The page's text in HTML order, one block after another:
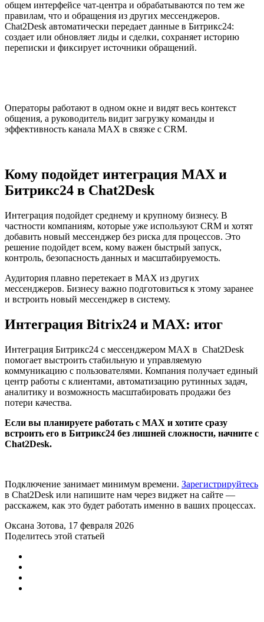
общем интерфейсе чат-центра и обрабатываются по тем же
правилам, что и обращения из других мессенджеров.
Chat2Desk автоматически передает данные в Битрикс24:
создает или обновляет лиды и сделки, сохраняет историю
переписки и фиксирует источники обращений.
Операторы работают в одном окне и видят весь контекст
общения, а руководитель видит загрузку команды и
эффективность канала MAX в связке с CRM.
Кому подойдет интеграция MAX и
Битрикс24 в Chat2Desk
Интеграция подойдет среднему и крупному бизнесу. В
частности компаниям, которые уже используют CRM и хотят
добавить новый мессенджер без риска для процессов. Это
решение подойдет всем, кому важен быстрый запуск,
контроль, безопасность данных и масштабируемость.
Аудитория плавно перетекает в MAX из других
мессенджеров. Бизнесу важно подготовиться к этому заранее
и встроить новый мессенджер в систему.
Интеграция Bitrix24 и MAX: итог
Интеграция Битрикс24 с мессенджером MAX в Chat2Desk
помогает выстроить стабильную и управляемую
коммуникацию с пользователями. Компания получает единый
центр работы с клиентами, автоматизацию рутинных задач,
аналитику и возможность масштабировать продажи без
потери качества.
Если вы планируете работать с MAX и хотите сразу
встроить его в Битрикс24 без лишней сложности, начните с
Chat2Desk.
Подключение занимает минимум времени. Зарегистрируйтесь
в Chat2Desk или напишите нам через виджет на сайте —
расскажем, как это будет работать именно в ваших процессах.
Оксана Зотова, 17 февраля 2026
Поделитесь этой статьей